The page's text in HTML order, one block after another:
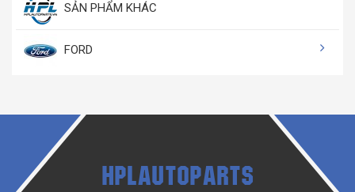
SẢN PHẨM KHÁC
FORD
HPLAUTOPARTS